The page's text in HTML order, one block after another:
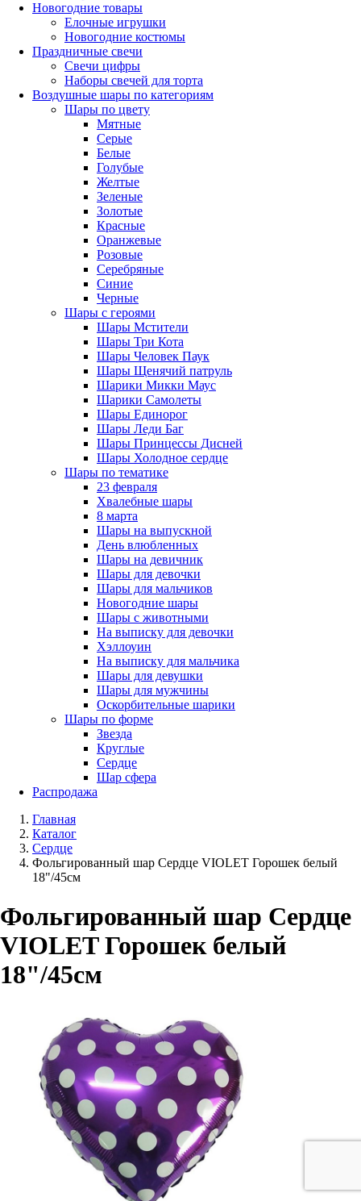
Новогодние товары
Елочные игрушки
Новогодние костюмы
Праздничные свечи
Свечи цифры
Наборы свечей для торта
Воздушные шары по категориям
Шары по цвету
Мятные
Серые
Белые
Голубые
Желтые
Зеленые
Золотые
Красные
Оранжевые
Розовые
Серебряные
Синие
Черные
Шары с героями
Шары Мстители
Шары Три Кота
Шары Человек Паук
Шары Щенячий патруль
Шарики Микки Маус
Шарики Самолеты
Шары Единорог
Шары Леди Баг
Шары Принцессы Дисней
Шары Холодное сердце
Шары по тематике
23 февраля
Хвалебные шары
8 марта
Шары на выпускной
День влюбленных
Шары на девичник
Шары для девочки
Шары для мальчиков
Новогодние шары
Шары с животными
На выписку для девочки
Хэллоуин
На выписку для мальчика
Шары для девушки
Шары для мужчины
Оскорбительные шарики
Шары по форме
Звезда
Круглые
Сердце
Шар сфера
Распродажа
Главная
Каталог
Сердце
Фольгированный шар Сердце VIOLET Горошек белый
18"/45см
Фольгированный шар Сердце
VIOLET Горошек белый
18"/45см